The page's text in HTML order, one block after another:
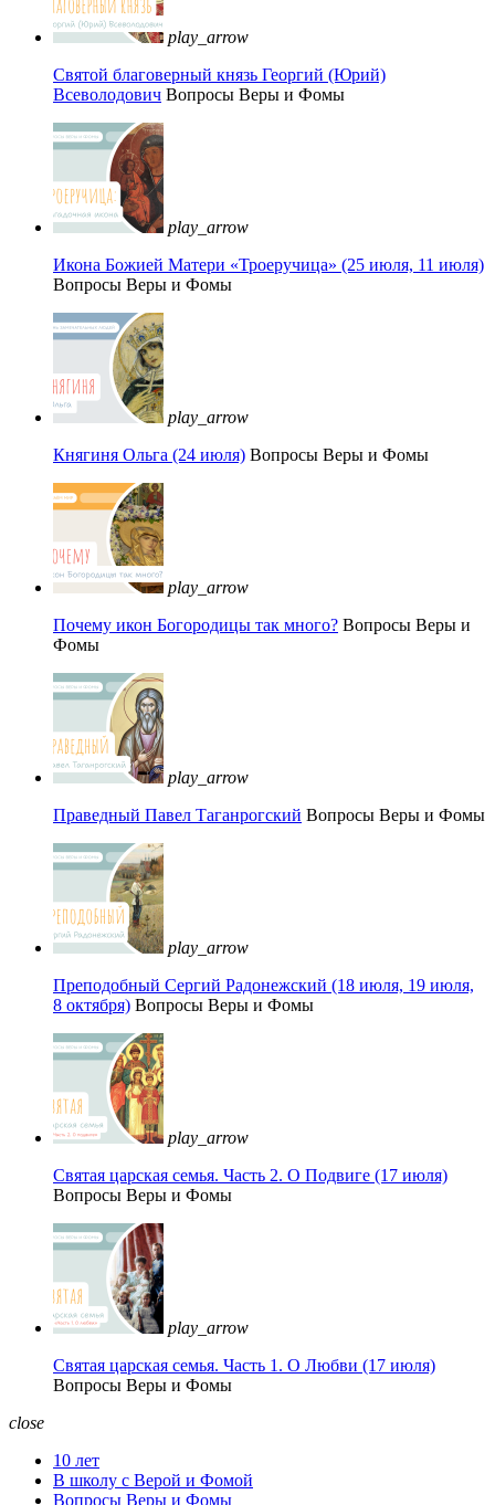
play_arrow
Святой благоверный князь Георгий (Юрий)
Всеволодович Вопросы Веры и Фомы
play_arrow
Икона Божией Матери «Троеручица» (25 июля, 11 июля)
Вопросы Веры и Фомы
play_arrow
Княгиня Ольга (24 июля) Вопросы Веры и Фомы
play_arrow
Почему икон Богородицы так много? Вопросы Веры и
Фомы
play_arrow
Праведный Павел Таганрогский Вопросы Веры и Фомы
play_arrow
Преподобный Сергий Радонежский (18 июля, 19 июля,
8 октября) Вопросы Веры и Фомы
play_arrow
Святая царская семья. Часть 2. О Подвиге (17 июля)
Вопросы Веры и Фомы
play_arrow
Святая царская семья. Часть 1. О Любви (17 июля)
Вопросы Веры и Фомы
close
10 лет
В школу с Верой и Фомой
Вопросы Веры и Фомы